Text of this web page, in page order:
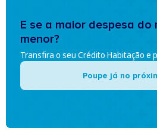
E se a maior despesa do
menor?
Transfira o seu Crédito Habitação e
Poupe já no